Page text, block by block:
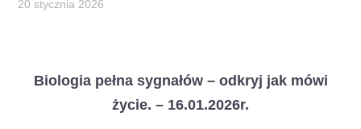
20 stycznia 2026
Biologia pełna sygnałów – odkryj jak mówi
życie. – 16.01.2026r.